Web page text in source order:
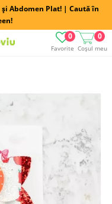
Abdomen Plat! | Caută în
Favorite
0
Coșul meu
0